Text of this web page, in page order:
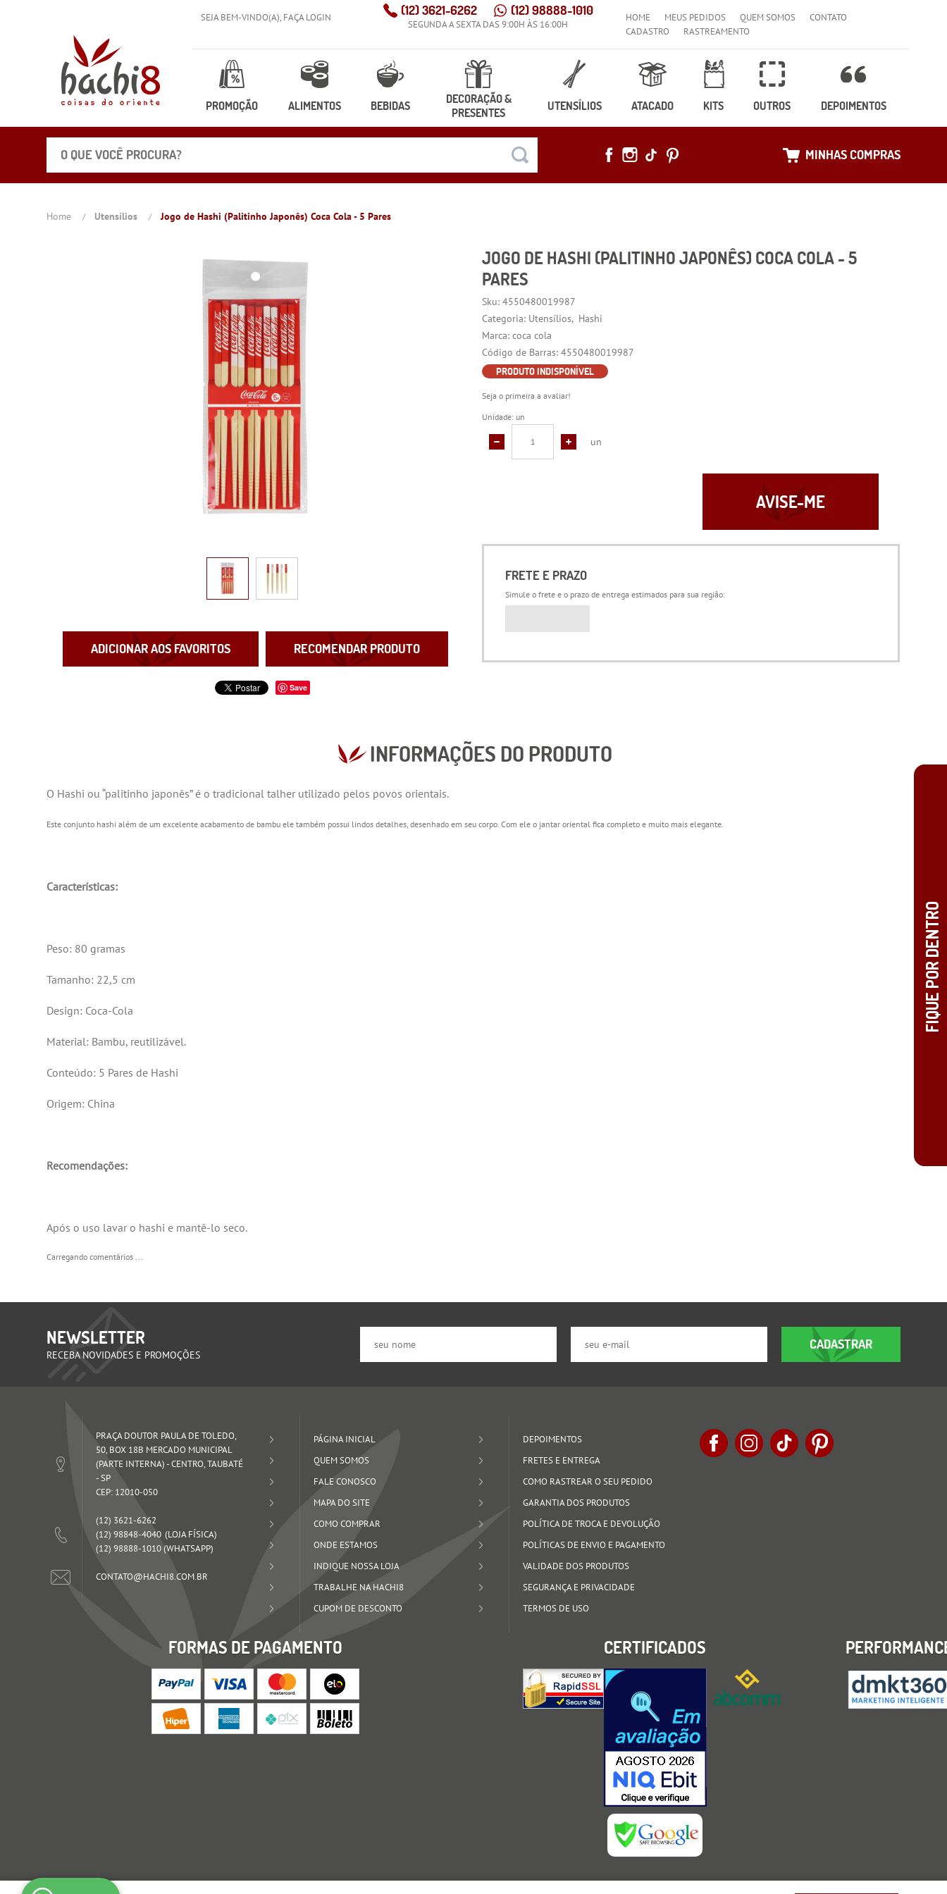
SEJA BEM-VINDO(A), FAÇA LOGIN (12)3621-6262 (12)98888-1010
SEGUNDA A SEXTA DAS 9:00H ÀS 16:00H
HOME MEUS PEDIDOS QUEM SOMOS
CONTATO
CADASTRO
RASTREAMENTO
PROMOÇÃO ALIMENTOS BEBIDAS
DECORAÇÃO &
PRESENTES
UTENSÍLIOS ATACADO KITS OUTROS DEPOIMENTOS
MINHAS COMPRAS
Home Utensílios Jogo de Hashi (Palitinho Japonês) Coca Cola - 5 Pares
ADICIONAR AOS FAVORITOS RECOMENDAR PRODUTO
Save
JOGO DE HASHI (PALITINHO JAPONÊS) COCA COLA - 5
PARES
Sku:4550480019987
Categoria: Utensílios
Hashi
Marca:coca cola
Código de Barras:4550480019987
PRODUTO INDISPONÍVEL
Seja o primeira a avaliar!
Unidade: un
un
AVISE-ME
FRETE E PRAZO
Simule o frete e o prazo de entrega estimados para sua região:
INFORMAÇÕES DO PRODUTO
O Hashi ou “palitinho japonês” é o tradicional talher utilizado pelos povos orientais.
Este conjunto hashi além de um excelente acabamento de bambu ele também possui lindos detalhes, desenhado em seu corpo. Com ele o jantar oriental fica completo e muito mais elegante.
Características:
Peso: 80 gramas
Tamanho: 22,5 cm
Design: Coca-Cola
Material: Bambu, reutilizável.
Conteúdo: 5 Pares de Hashi
Origem: China
Recomendações:
Após o uso lavar o hashi e mantê-lo seco.
Carregando comentários ...
NEWSLETTER
RECEBA NOVIDADES E PROMOÇÕES
CADASTRAR
PRAÇA DOUTOR PAULA DE TOLEDO,
50, BOX 18B MERCADO MUNICIPAL
(PARTE INTERNA)-CENTRO, TAUBATÉ
-SP
CEP: 12010-050
(12) 3621-6262
(12) 98848-4040
(12) 98888-1010(WHATSAPP)
CONTATO@HACHI8.COM.BR
PÁGINA INICIAL
QUEM SOMOS
FALE CONOSCO
MAPA DO SITE
COMO COMPRAR
ONDE ESTAMOS
INDIQUE NOSSA LOJA
TRABALHE NA HACHI8
CUPOM DE DESCONTO
DEPOIMENTOS
FRETES E ENTREGA
COMO RASTREAR O SEU PEDIDO
GARANTIA DOS PRODUTOS
POLÍTICA DE TROCA E DEVOLUÇÃO
POLÍTICAS DE ENVIO E PAGAMENTO
VALIDADE DOS PRODUTOS
SEGURANÇA E PRIVACIDADE
TERMOS DE USO
FORMAS DE PAGAMENTO CERTIFICADOS